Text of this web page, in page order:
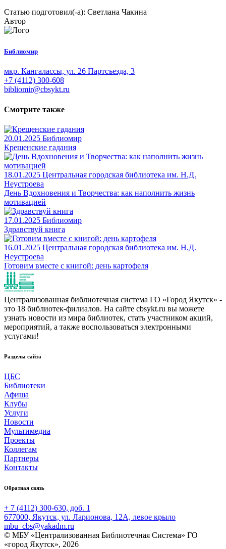
Статью подготовил(-а): Светлана Чакина
Автор
Библиомир
мкр. Кангалассы, ул. 26 Партсъезда, 3
+7 (4112) 300-608
bibliomir@cbsykt.ru
Смотрите также
20.01.2025 Библиомир
Крещенские гадания
18.01.2025 Центральная городская библиотека им. Н.Д.
Неустроева
День Вдохновения и Творчества: как наполнить жизнь
мотивацией
17.01.2025 Библиомир
Здравствуй книга
16.01.2025 Центральная городская библиотека им. Н.Д.
Неустроева
Готовим вместе с книгой: день картофеля
Централизованная библиотечная система ГО «Город Якутск» -
это 18 библиотек-филиалов. На сайте cbsykt.ru вы можете
узнать новости из мира библиотек, стать участником акций,
мероприятий, а также воспользоваться электронными
услугами!
Разделы сайта
ЦБС
Библиотеки
Афиша
Клубы
Услуги
Новости
Мультимедиа
Проекты
Коллегам
Партнеры
Контакты
Обратная связь
+ 7 (4112) 300-630, доб. 1
677000, Якутск, ул. Ларионова, 12А, левое крыло
mbu_cbs@yakadm.ru
© МБУ «Централизованная Библиотечная Система» ГО
«город Якутск», 2026